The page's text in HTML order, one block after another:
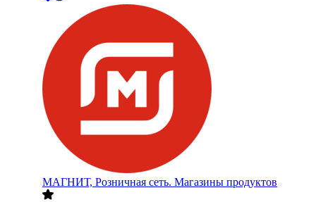
МАГНИТ, Розничная сеть. Магазины продуктов